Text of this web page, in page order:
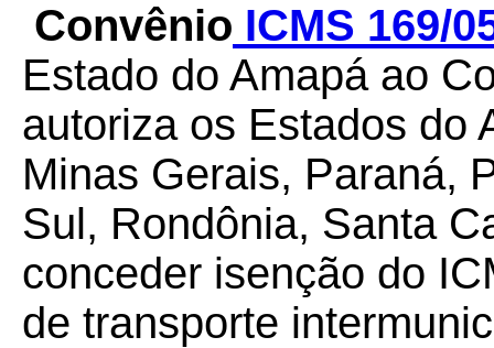
Convênio ICMS 169/
Estado do Amapá ao
autoriza os Estados do
Minas Gerais, Paraná,
Sul, Rondônia, Santa
conceder isenção do
de transporte